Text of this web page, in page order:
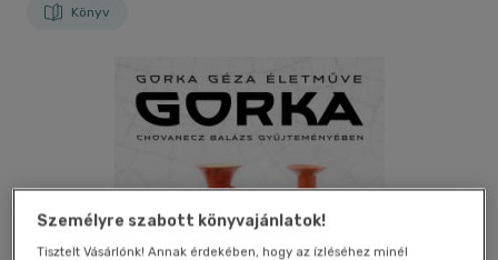
Könyv
Személyre szabott könyvajánlatok!
Tisztelt Vásárlónk! Annak érdekében, hogy az ízléséhez minél